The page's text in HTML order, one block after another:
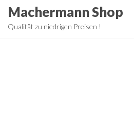
ZumMachermann Shop
Qualität zu niedrigen Preisen !